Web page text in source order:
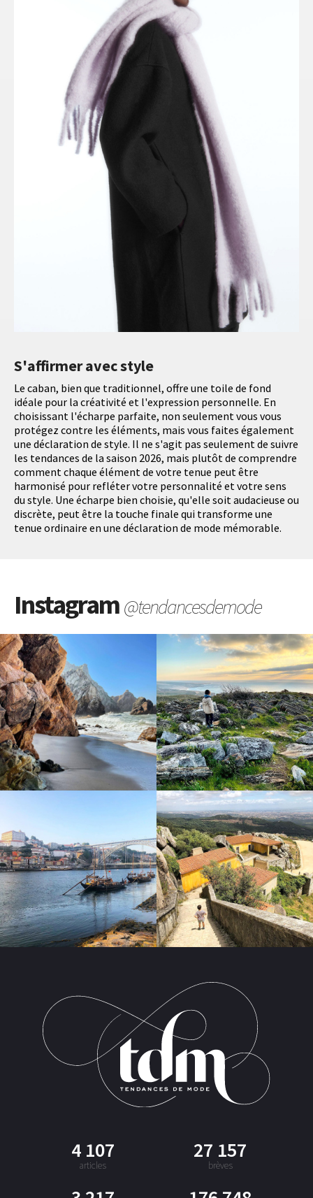
S'affirmer avec style
Le caban, bien que traditionnel, offre une toile de fond
idéale pour la créativité et l'expression personnelle. En
choisissant l'écharpe parfaite, non seulement vous vous
protégez contre les éléments, mais vous faites également
une déclaration de style. Il ne s'agit pas seulement de suivre
les tendances de la saison 2026, mais plutôt de comprendre
comment chaque élément de votre tenue peut être
harmonisé pour refléter votre personnalité et votre sens
du style. Une écharpe bien choisie, qu'elle soit audacieuse ou
discrète, peut être la touche finale qui transforme une
tenue ordinaire en une déclaration de mode mémorable.
Instagram@tendancesdemode
4 107
articles
27 157
brèves